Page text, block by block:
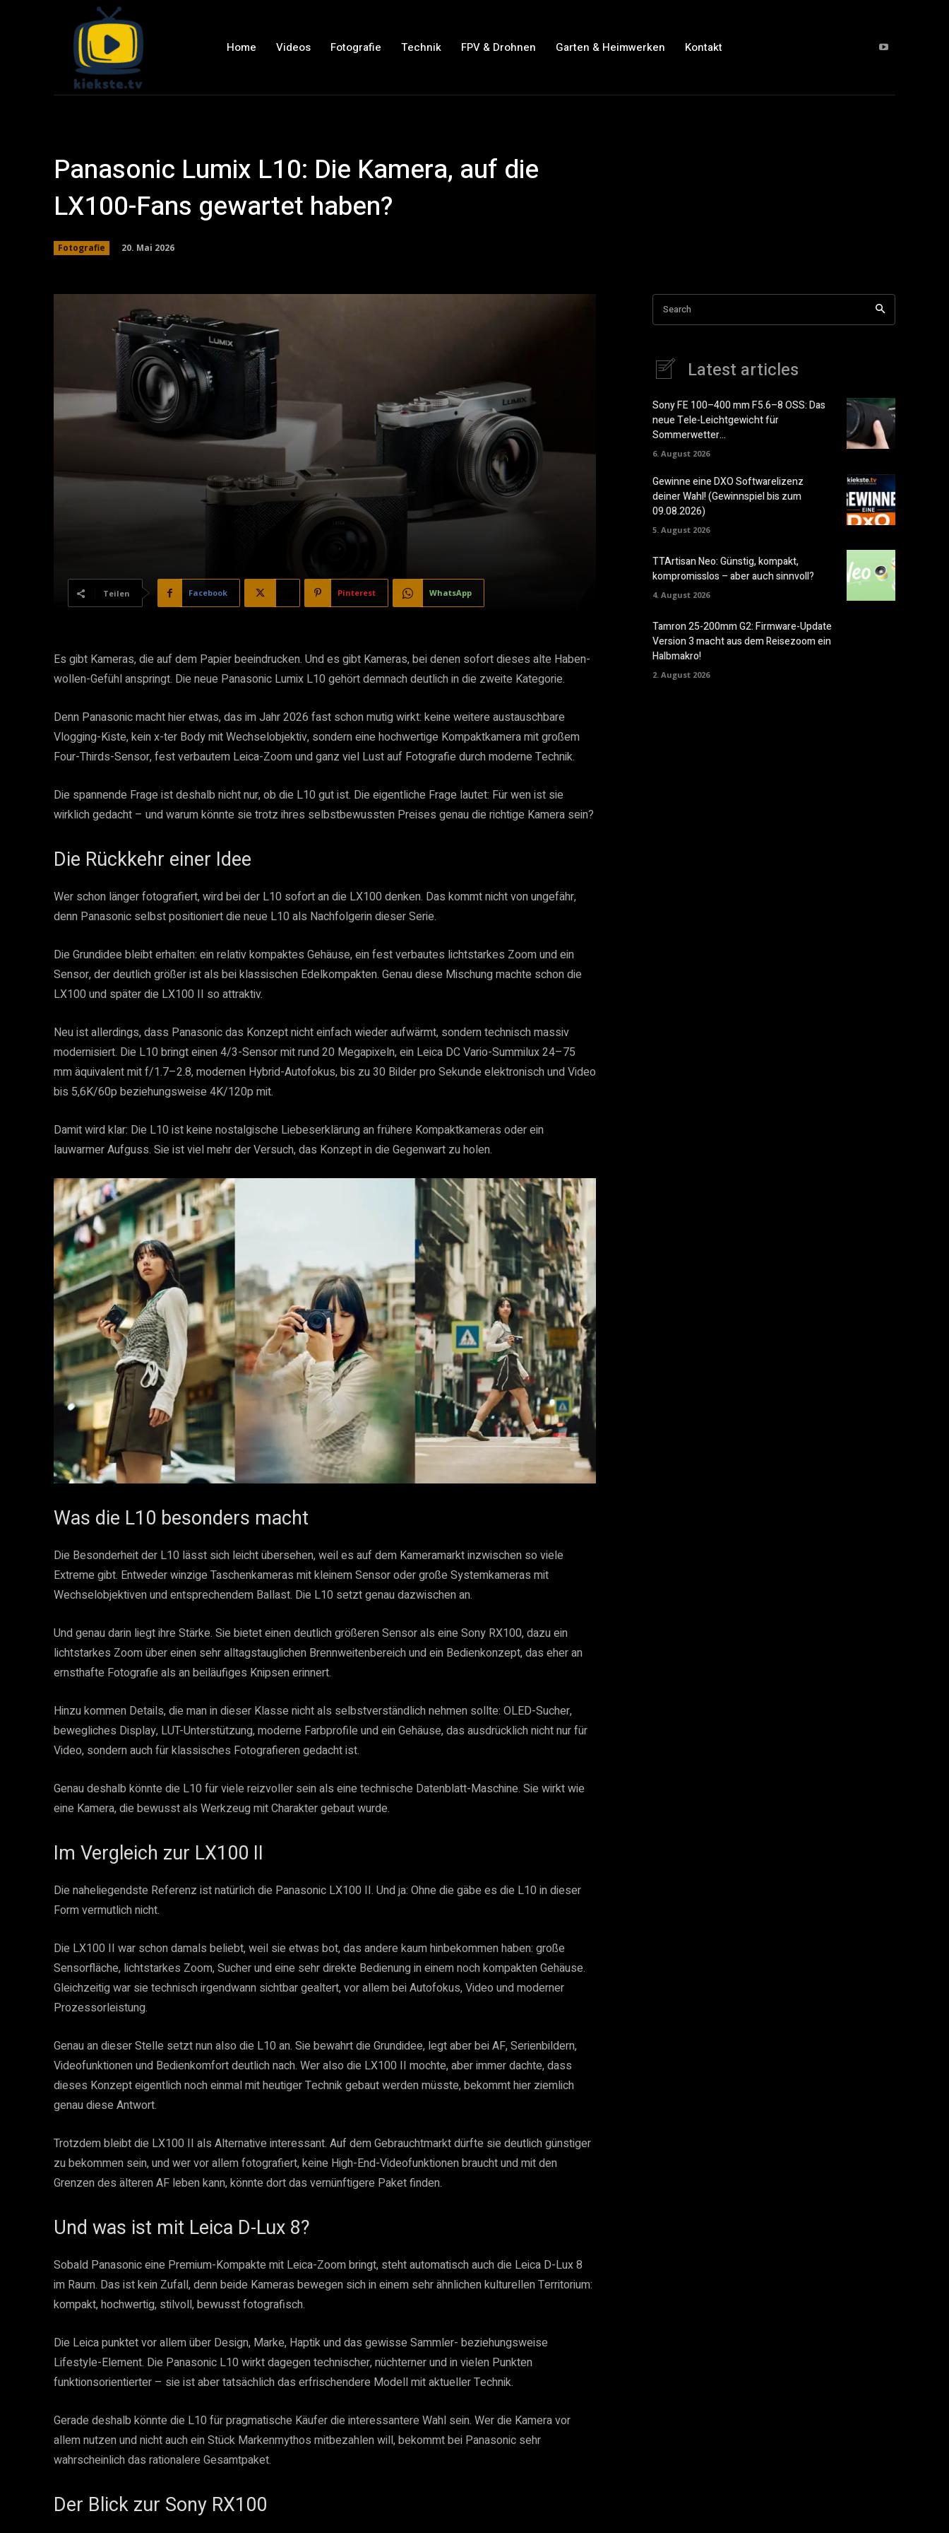
Home Videos Fotografie Technik FPV & Drohnen Garten & Heimwerken Kontakt
Panasonic Lumix L10: Die Kamera, auf die
LX100-Fans gewartet haben?
Fotografie 20. Mai 2026
Teilen Facebook Pinterest WhatsApp
Es gibt Kameras, die auf dem Papier beeindrucken. Und es gibt Kameras, bei denen sofort dieses alte Haben-
wollen-Gefühl anspringt. Die neue Panasonic Lumix L10 gehört demnach deutlich in die zweite Kategorie.
Denn Panasonic macht hier etwas, das im Jahr 2026 fast schon mutig wirkt: keine weitere austauschbare
Vlogging-Kiste, kein x-ter Body mit Wechselobjektiv, sondern eine hochwertige Kompaktkamera mit großem
Four-Thirds-Sensor, fest verbautem Leica-Zoom und ganz viel Lust auf Fotografie durch moderne Technik.
Die spannende Frage ist deshalb nicht nur, ob die L10 gut ist. Die eigentliche Frage lautet: Für wen ist sie
wirklich gedacht – und warum könnte sie trotz ihres selbstbewussten Preises genau die richtige Kamera sein?
Die Rückkehr einer Idee
Wer schon länger fotografiert, wird bei der L10 sofort an die LX100 denken. Das kommt nicht von ungefähr,
denn Panasonic selbst positioniert die neue L10 als Nachfolgerin dieser Serie.
Die Grundidee bleibt erhalten: ein relativ kompaktes Gehäuse, ein fest verbautes lichtstarkes Zoom und ein
Sensor, der deutlich größer ist als bei klassischen Edelkompakten. Genau diese Mischung machte schon die
LX100 und später die LX100 II so attraktiv.
Neu ist allerdings, dass Panasonic das Konzept nicht einfach wieder aufwärmt, sondern technisch massiv
modernisiert. Die L10 bringt einen 4/3-Sensor mit rund 20 Megapixeln, ein Leica DC Vario-Summilux 24–75
mm äquivalent mit f/1.7–2.8, modernen Hybrid-Autofokus, bis zu 30 Bilder pro Sekunde elektronisch und Video
bis 5,6K/60p beziehungsweise 4K/120p mit.
Damit wird klar: Die L10 ist keine nostalgische Liebeserklärung an frühere Kompaktkameras oder ein
lauwarmer Aufguss. Sie ist viel mehr der Versuch, das Konzept in die Gegenwart zu holen.
Was die L10 besonders macht
Die Besonderheit der L10 lässt sich leicht übersehen, weil es auf dem Kameramarkt inzwischen so viele
Extreme gibt. Entweder winzige Taschenkameras mit kleinem Sensor oder große Systemkameras mit
Wechselobjektiven und entsprechendem Ballast. Die L10 setzt genau dazwischen an.
Und genau darin liegt ihre Stärke. Sie bietet einen deutlich größeren Sensor als eine Sony RX100, dazu ein
lichtstarkes Zoom über einen sehr alltagstauglichen Brennweitenbereich und ein Bedienkonzept, das eher an
ernsthafte Fotografie als an beiläufiges Knipsen erinnert.
Hinzu kommen Details, die man in dieser Klasse nicht als selbstverständlich nehmen sollte: OLED-Sucher,
bewegliches Display, LUT-Unterstützung, moderne Farbprofile und ein Gehäuse, das ausdrücklich nicht nur für
Video, sondern auch für klassisches Fotografieren gedacht ist.
Genau deshalb könnte die L10 für viele reizvoller sein als eine technische Datenblatt-Maschine. Sie wirkt wie
eine Kamera, die bewusst als Werkzeug mit Charakter gebaut wurde.
Im Vergleich zur LX100 II
Die naheliegendste Referenz ist natürlich die Panasonic LX100 II. Und ja: Ohne die gäbe es die L10 in dieser
Form vermutlich nicht.
Die LX100 II war schon damals beliebt, weil sie etwas bot, das andere kaum hinbekommen haben: große
Sensorfläche, lichtstarkes Zoom, Sucher und eine sehr direkte Bedienung in einem noch kompakten Gehäuse.
Gleichzeitig war sie technisch irgendwann sichtbar gealtert, vor allem bei Autofokus, Video und moderner
Prozessorleistung.
Genau an dieser Stelle setzt nun also die L10 an. Sie bewahrt die Grundidee, legt aber bei AF, Serienbildern,
Videofunktionen und Bedienkomfort deutlich nach. Wer also die LX100 II mochte, aber immer dachte, dass
dieses Konzept eigentlich noch einmal mit heutiger Technik gebaut werden müsste, bekommt hier ziemlich
genau diese Antwort.
Trotzdem bleibt die LX100 II als Alternative interessant. Auf dem Gebrauchtmarkt dürfte sie deutlich günstiger
zu bekommen sein, und wer vor allem fotografiert, keine High-End-Videofunktionen braucht und mit den
Grenzen des älteren AF leben kann, könnte dort das vernünftigere Paket finden.
Und was ist mit Leica D-Lux 8?
Sobald Panasonic eine Premium-Kompakte mit Leica-Zoom bringt, steht automatisch auch die Leica D-Lux 8
im Raum. Das ist kein Zufall, denn beide Kameras bewegen sich in einem sehr ähnlichen kulturellen Territorium:
kompakt, hochwertig, stilvoll, bewusst fotografisch.
Die Leica punktet vor allem über Design, Marke, Haptik und das gewisse Sammler- beziehungsweise
Lifestyle-Element. Die Panasonic L10 wirkt dagegen technischer, nüchterner und in vielen Punkten
funktionsorientierter – sie ist aber tatsächlich das erfrischendere Modell mit aktueller Technik.
Gerade deshalb könnte die L10 für pragmatische Käufer die interessantere Wahl sein. Wer die Kamera vor
allem nutzen und nicht auch ein Stück Markenmythos mitbezahlen will, bekommt bei Panasonic sehr
wahrscheinlich das rationalere Gesamtpaket.
Der Blick zur Sony RX100
Search
Latest articles
Sony FE 100–400 mm F5.6–8 OSS: Das
neue Tele-Leichtgewicht für
Sommerwetter…
6. August 2026
Gewinne eine DXO Softwarelizenz
deiner Wahl! (Gewinnspiel bis zum
09.08.2026)
5. August 2026
TTArtisan Neo: Günstig, kompakt,
kompromisslos – aber auch sinnvoll?
4. August 2026
Tamron 25-200mm G2: Firmware-Update
Version 3 macht aus dem Reisezoom ein
Halbmakro!
2. August 2026